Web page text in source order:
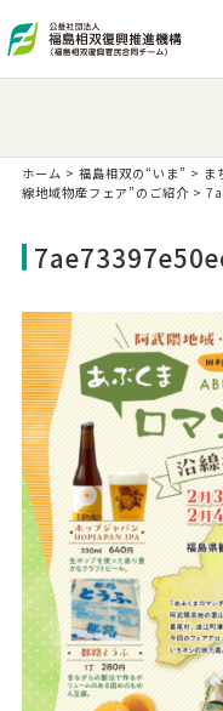
ホーム > 福島相双の“いま” > ま
線地域物産フェア”のご紹介>